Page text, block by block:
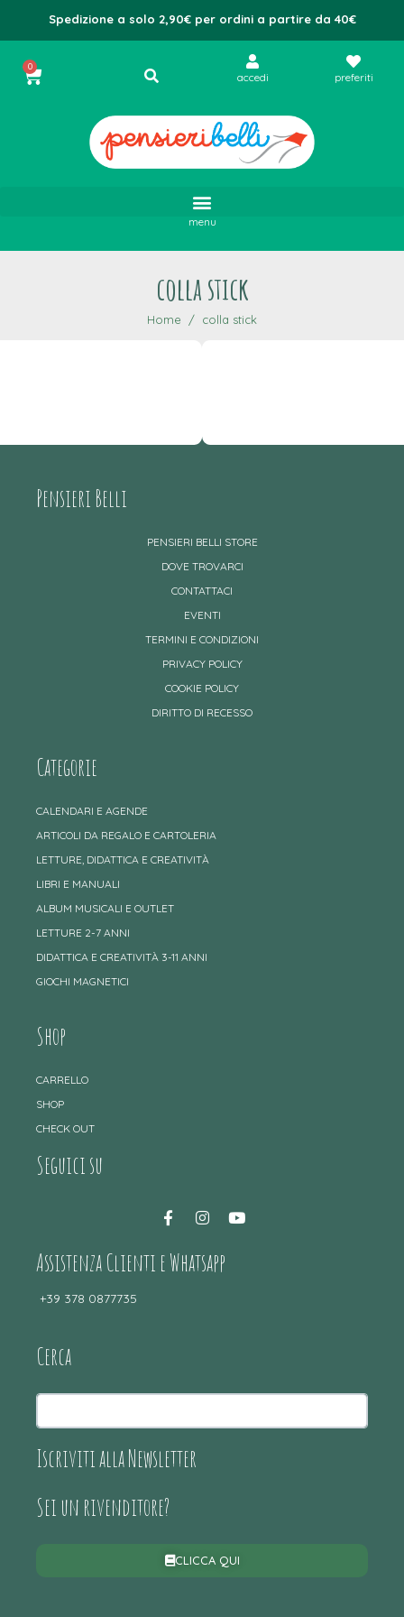
Spedizione a solo 2,90€ per ordini a partire da 40€
0
accedi preferiti
menu
colla stick
Home colla stick
Pensieri Belli
PENSIERI BELLI STORE
DOVE TROVARCI
CONTATTACI
EVENTI
TERMINI E CONDIZIONI
PRIVACY POLICY
COOKIE POLICY
DIRITTO DI RECESSO
Categorie
CALENDARI E AGENDE
ARTICOLI DA REGALO E CARTOLERIA
LETTURE, DIDATTICA E CREATIVITÀ
LIBRI E MANUALI
ALBUM MUSICALI E OUTLET
LETTURE 2-7 ANNI
DIDATTICA E CREATIVITÀ 3-11 ANNI
GIOCHI MAGNETICI
Shop
CARRELLO
SHOP
CHECK OUT
Seguici su
Assistenza Clienti e Whatsapp
+39 378 0877735
Cerca
Iscriviti alla Newsletter
Sei un rivenditore?
CLICCA QUI